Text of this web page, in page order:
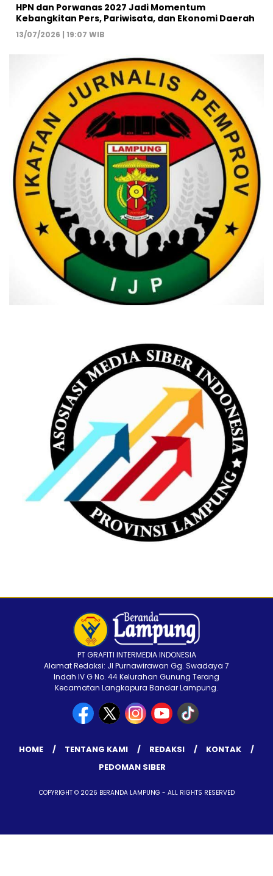
HPN dan Porwanas 2027 Jadi Momentum
Kebangkitan Pers, Pariwisata, dan Ekonomi Daerah
13/07/2026 | 19:07 WIB
PT GRAFITI INTERMEDIA INDONESIA
Alamat Redaksi: Jl Purnawirawan Gg. Swadaya 7
Indah IV G No. 44 Kelurahan Gunung Terang
Kecamatan Langkapura Bandar Lampung.
HOME TENTANG KAMI REDAKSI
KONTAK
PEDOMAN SIBER
COPYRIGHT © 2026 BERANDA LAMPUNG - ALL RIGHTS RESERVED